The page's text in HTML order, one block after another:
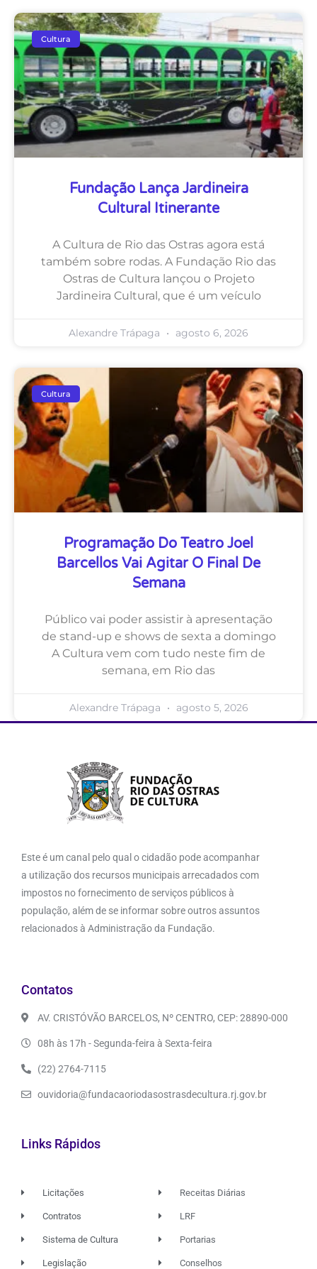
Cultura
Fundação Lança Jardineira
Cultural Itinerante
A Cultura de Rio das Ostras agora está
também sobre rodas. A Fundação Rio das
Ostras de Cultura lançou o Projeto
Jardineira Cultural, que é um veículo
Alexandre Trápaga agosto 6, 2026
Cultura
Programação Do Teatro Joel
Barcellos Vai Agitar O Final De
Semana
Público vai poder assistir à apresentação
de stand-up e shows de sexta a domingo
A Cultura vem com tudo neste fim de
semana, em Rio das
Alexandre Trápaga agosto 5, 2026
Este é um canal pelo qual o cidadão pode acompanhar
a utilização dos recursos municipais arrecadados com
impostos no fornecimento de serviços públicos à
população, além de se informar sobre outros assuntos
relacionados à Administração da Fundação.
Contatos
AV. CRISTÓVÃO BARCELOS, Nº CENTRO, CEP: 28890-000
08h às 17h - Segunda-feira à Sexta-feira
(22) 2764-7115
ouvidoria@fundacaoriodasostrasdecultura.rj.gov.br
Links Rápidos
Licitações
Contratos
Sistema de Cultura
Legislação
Receitas Diárias
LRF
Portarias
Conselhos